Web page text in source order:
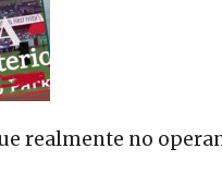
realmente no